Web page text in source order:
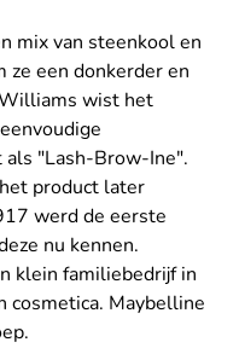
mix van steenkool en
ze een donkerder en
wist het
als "Lash-Brow-Ine".
product later
werd de eerste
nu kennen.
klein familiebedrijf in
cosmetica. Maybelline